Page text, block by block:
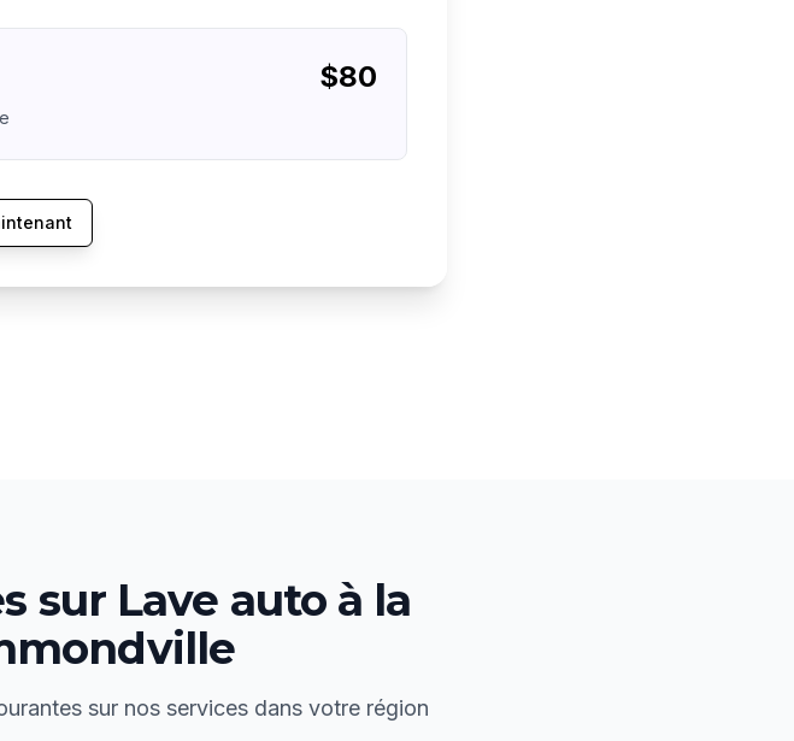
$80
sur Lave auto à la
sur nos services dans votre région